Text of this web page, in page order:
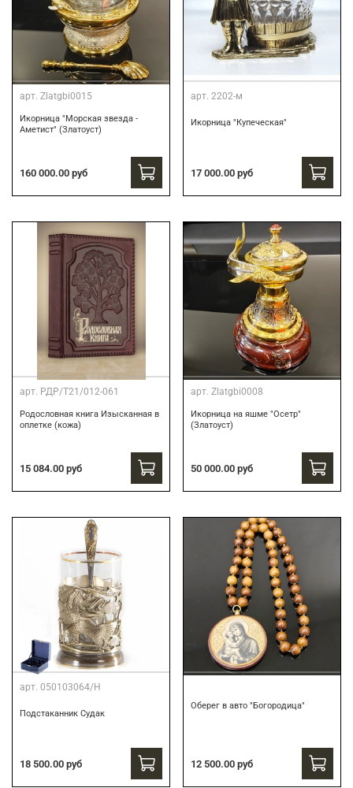
арт. Zlatgbi0015
Икорница "Морская звезда -
Аметист" (Златоуст)
160 000.00 руб
арт. 2202-м
Икорница "Купеческая"
17 000.00 руб
арт. РДР/Т21/012-061
Родословная книга Изысканная в
оплетке (кожа)
15 084.00 руб
арт. Zlatgbi0008
Икорница на яшме "Осетр"
(Златоуст)
50 000.00 руб
арт. 050103064/Н
Подстаканник Судак
18 500.00 руб
Оберег в авто "Богородица"
12 500.00 руб